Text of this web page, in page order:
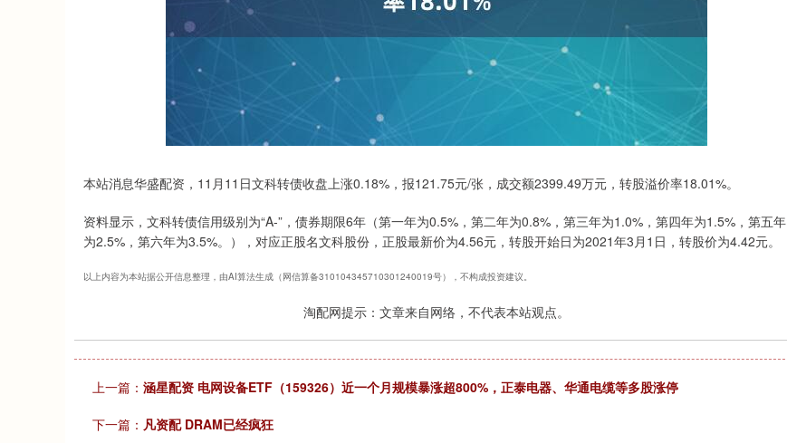
本站消息华盛配资，11月11日文科转债收盘上涨0.18%，报121.75元/张，成交额2399.49万元，转股溢价率18.01%。
资料显示，文科转债信用级别为“A-”，债券期限6年（第一年为0.5%，第二年为0.8%，第三年为1.0%，第四年为1.5%，第五年
为2.5%，第六年为3.5%。），对应正股名文科股份，正股最新价为4.56元，转股开始日为2021年3月1日，转股价为4.42元。
以上内容为本站据公开信息整理，由AI算法生成（网信算备310104345710301240019号），不构成投资建议。
淘配网提示：文章来自网络，不代表本站观点。
上一篇： 涵星配资 电网设备ETF（159326）近一个月规模暴涨超800%，正泰电器、华通电缆等多股涨停
下一篇： 凡资配 DRAM已经疯狂